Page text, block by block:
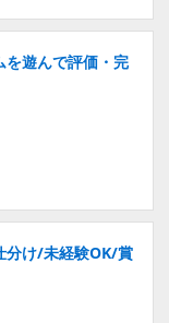
を遊んで評価・完
分け/未経験OK/賞